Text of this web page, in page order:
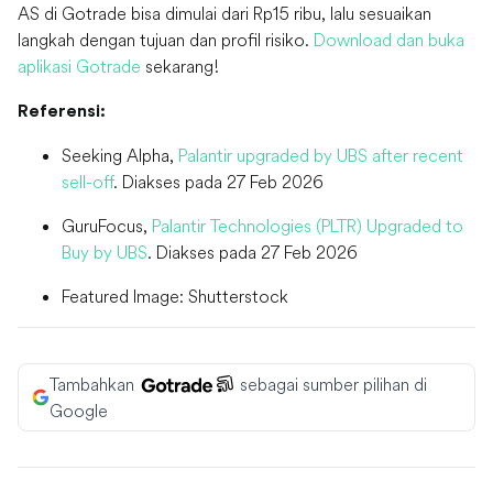
AS di Gotrade bisa dimulai dari Rp15 ribu, lalu sesuaikan
langkah dengan tujuan dan profil risiko. Download dan buka
aplikasi Gotrade sekarang!
Referensi:
Seeking Alpha, Palantir upgraded by UBS after recent
sell-off. Diakses pada 27 Feb 2026
GuruFocus, Palantir Technologies (PLTR) Upgraded to
Buy by UBS. Diakses pada 27 Feb 2026
Featured Image: Shutterstock
Tambahkan
sebagai sumber pilihan di
Google